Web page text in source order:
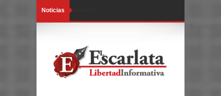
Noticias